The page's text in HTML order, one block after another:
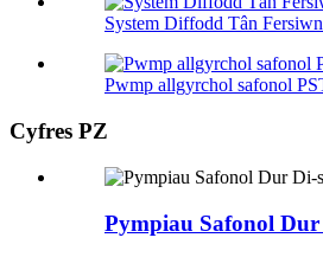
System Diffodd Tân
Pwmp allgyrchol safonol
Cyfres PZ
Pympiau Safonol Dur